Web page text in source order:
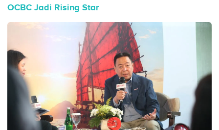
OCBC Jadi Rising Star